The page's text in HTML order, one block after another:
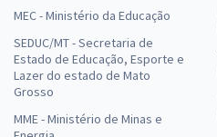
MEC - Ministério da Educação
SEDUC/MT - Secretaria de
Estado de Educação, Esporte e
Lazer do estado de Mato
Grosso
MME - Ministério de Minas e